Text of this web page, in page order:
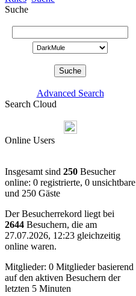
Suche
Advanced Search
Search Cloud
Online Users
Insgesamt sind 250 Besucher
online: 0 registrierte, 0 unsichtbare
und 250 Gäste
Der Besucherrekord liegt bei
2644 Besuchern, die am
27.07.2026, 12:23 gleichzeitig
online waren.
Mitglieder: 0 Mitglieder basierend
auf den aktiven Besuchern der
letzten 5 Minuten